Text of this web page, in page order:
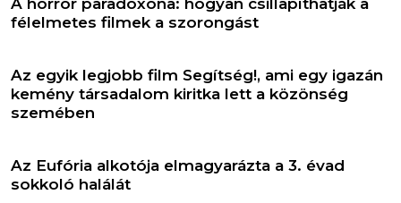
A horror paradoxona: hogyan csillapíthatják a
félelmetes filmek a szorongást
Az egyik legjobb film Segítség!, ami egy igazán
kemény társadalom kiritka lett a közönség
szemében
Az Eufória alkotója elmagyarázta a 3. évad
sokkoló halálát